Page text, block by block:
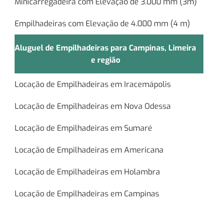
Empilhadeiras com Elevação de 4.000 mm (4 m)
Aluguel de Empilhadeiras para Campinas, Limeira
e região
Locação de Empilhadeiras em Iracemápolis
Locação de Empilhadeiras em Nova Odessa
Locação de Empilhadeiras em Sumaré
Locação de Empilhadeiras em Americana
Locação de Empilhadeiras em Holambra
Locação de Empilhadeiras em Campinas